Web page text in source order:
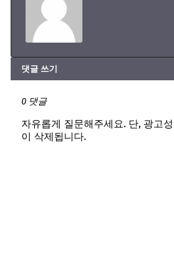
댓글 쓰기
0 댓글
자유롭게 질문해주세요. 단, 광고
이 삭제됩니다.